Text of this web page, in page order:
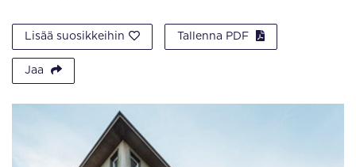
Lisää suosikkeihin Tallenna PDF
Jaa